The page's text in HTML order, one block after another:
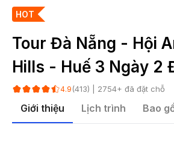
HOT
Tour Đà Nẵng - Hội
Hills - Huế 3 Ngày 2
4.9 (413) | 2754+ đã đặt chỗ
Giới thiệu Lịch trình Bao